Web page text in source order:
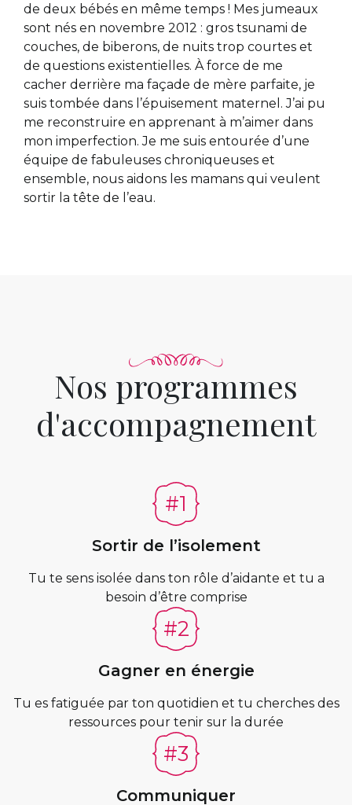
de deux bébés en même temps ! Mes jumeaux
sont nés en novembre 2012 : gros tsunami de
couches, de biberons, de nuits trop courtes et
de questions existentielles. À force de me
cacher derrière ma façade de mère parfaite, je
suis tombée dans l’épuisement maternel. J’ai pu
me reconstruire en apprenant à m’aimer dans
mon imperfection.Je me suis entourée d’une
équipe de fabuleuses chroniqueuses et
ensemble, nous aidons les mamans qui veulent
sortir la tête de l’eau.
Nos programmes
d'accompagnement
Sortir de l’isolement
Tu te sens isolée dans ton rôle d’aidante et tu a
besoin d’être comprise
Gagner en énergie
Tu es fatiguée par ton quotidien et tu cherches des
ressources pour tenir sur la durée
Communiquer